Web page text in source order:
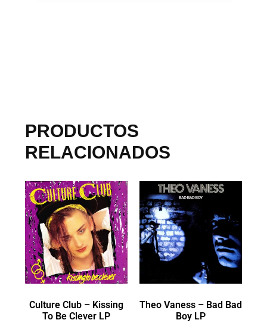
PRODUCTOS
RELACIONADOS
Culture Club ‎– Kissing
To Be Clever LP
Theo Vaness ‎– Bad Bad
Boy LP